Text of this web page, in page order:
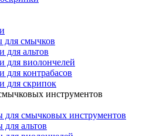
для смычков
для альтов
для виолончелей
для контрабасов
для скрипок
инструментов
для смычковых инструментов
альтов